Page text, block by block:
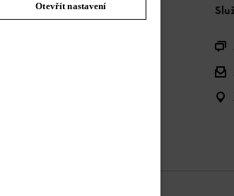
Otevřít nastavení